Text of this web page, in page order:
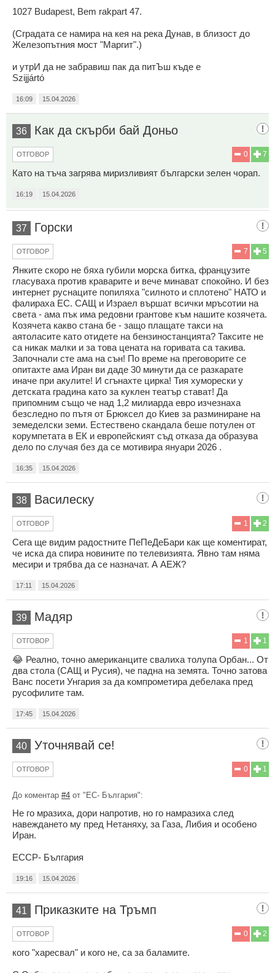
1027 Budapest, Bem rakpart 47.
(Сградата се намира на кея на река Дунав, в близост до
Железопътния мост "Маргит".)
и утрИ да не забравиш пак да питЪш къде е
Szijjártó
16:09 15.04.2026
36 Как да скърби бай Доньо
7
0
ОТГОВОР
Като на тъча загрява миризливият български зелен чорап.
16:19 15.04.2026
37 Горски
5
7
ОТГОВОР
Янките скоро не бяха губили морска битка, французите
гласуваха против краварите и вече минават спокойно. И без
интернет руснаците попиляха "силното и сплотено" НАТО и
фалираха ЕС. САЩ и Израел вършат всички мръсотии на
света - ама пък има редовни грантове към нашите козячета.
Козячета какво стана бе - защо плащате такси на
аятоласите като отидете на бензиностанцията? Таксите не
са никак малки и за това цената на горивата са такива.
Започнали сте ама на сън! По време на преговорите се
опитахте ама Иран ви даде 30 минути да се разкарате
иначе при акулите! И сгънахте цирка! Тия хуморески у
детската градина като за куклен театър стават! Да
припомним също че над 1,2 милиарда евро изчезнаха
безследно по пътя от Брюксел до Киев за разминиране на
земеделски земи. Естествено скандала беше потулен от
корумпетата в ЕК и европейският съд отказа да образува
дело по случая без да се мотивира януари 2026 .
16:35 15.04.2026
38 Василеску
2
1
ОТГОВОР
Сега ще видим радостните ПеПеДеБари как ще коментират,
че иска да спира новините по телевизията. Явно там няма
месири и трябва да се назначат. А АЕЖ?
17:11 15.04.2026
39 Мадяр
1
1
ОТГОВОР
😂 Реално, точно американците свалиха толупа Орбан... От
два стола (САЩ и Русия), че падна на земята. Точно затова
Ванс посети Унгария за да компрометира дебелака пред
русофилите там.
17:45 15.04.2026
40 Уточнявай се!
1
0
ОТГОВОР
До коментар #4 от "ЕС- България":
Не го мразиха, дори напротив, но го намразиха след
навеждането му пред Нетаняху, за Газа, Либия и особено
Иран.
ЕССР- България
19:16 15.04.2026
41 Приказките на Тръмп
2
0
ОТГОВОР
кого "харесвал" и кого не, са за баламите.